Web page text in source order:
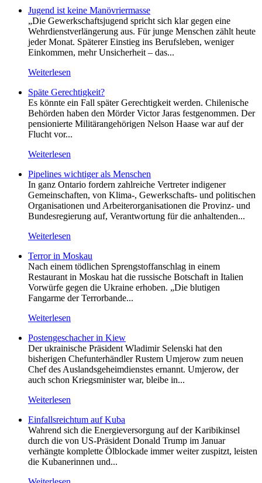
Jugend ist keine Manövriermasse
„Die Gewerkschaftsjugend spricht sich klar gegen eine
Wehrdienstverlängerung aus. Für junge Menschen zählt heute
jeder Monat. Späterer Einstieg ins Berufsleben, weniger
Einkommen, mehr Unsicherheit – das...
Weiterlesen
Späte Gerechtigkeit?
Es könnte ein Fall später Gerechtigkeit werden. Chilenische
Behörden haben den Mörder Victor Jaras festgenommen. Der
pensionierte Militärangehörigen Nelson Haase war auf der
Flucht vor...
Weiterlesen
Pipelines wichtiger als Menschen
In ganz Ontario fordern zahlreiche Vertreter indigener
Gemeinschaften, von Klima-, Gewerkschafts- und politischen
Organisationen und Arbeiterorganisationen die Provinz- und
Bundesregierung auf, Verantwortung für die anhaltenden...
Weiterlesen
Terror in Moskau
Nach einem tödlichen Sprengstoffanschlag in einem
Restaurant in Moskau hat die russische Botschaft in Italien
Vorwürfe gegen die Ukraine erhoben. „Die blutigen
Fangarme der Terrorbande...
Weiterlesen
Postengeschacher in Kiew
Der ukrainische Präsident Wladimir Selenski hat den
bisherigen Chefunterhändler Rustem Umjerow zum neuen
Chef des Auslandsgeheimdienstes ernannt. Umjerow, der
auch schon Kriegsminister war, bleibe in...
Weiterlesen
Einfallsreichtum auf Kuba
Wahrend sich die Energieversorgung auf der Karibikinsel
durch die von US-Präsident Donald Trump im Januar
verhängte komplette Ölblockade immer weiter zuspitzt, leisten
die Kubanerinnen und...